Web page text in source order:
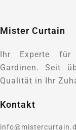
Mister Curtain
Ihr Experte für
Gardinen. Seit
Qualität in Ihr
Kontakt